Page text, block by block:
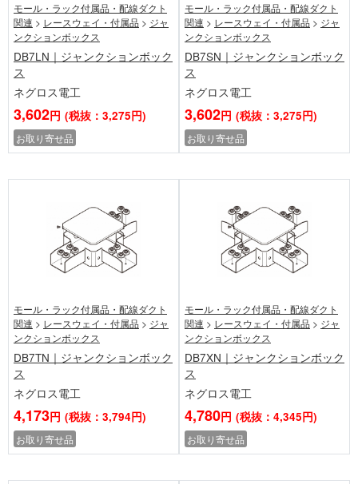
モール・ラック付属品・配線ダクト
関連 > レースウェイ・付属品 > ジャ
ンクションボックス
DB7LN｜ジャンクションボック
ス
ネグロス電工
3,602円 (税抜：3,275円)
お取り寄せ品
モール・ラック付属品・配線ダクト
関連 > レースウェイ・付属品 > ジャ
ンクションボックス
DB7SN｜ジャンクションボック
ス
ネグロス電工
3,602円 (税抜：3,275円)
お取り寄せ品
モール・ラック付属品・配線ダクト
関連 > レースウェイ・付属品 > ジャ
ンクションボックス
DB7TN｜ジャンクションボック
ス
ネグロス電工
4,173円 (税抜：3,794円)
お取り寄せ品
モール・ラック付属品・配線ダクト
関連 > レースウェイ・付属品 > ジャ
ンクションボックス
DB7XN｜ジャンクションボック
ス
ネグロス電工
4,780円 (税抜：4,345円)
お取り寄せ品